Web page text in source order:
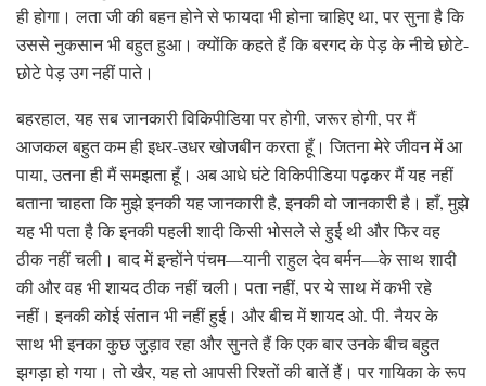
ही होगा। लता जी की बहन होने से फायदा भी होना चाहिए था, पर सुना है कि
उससे नुकसान भी बहुत हुआ। क्योंकि कहते हैं कि बरगद के पेड़ के नीचे छोटे-
छोटे पेड़ उग नहीं पाते।
बहरहाल, यह सब जानकारी विकिपीडिया पर होगी, जरूर होगी, पर मैं
आजकल बहुत कम ही इधर-उधर खोजबीन करता हूँ। जितना मेरे जीवन में आ
पाया, उतना ही मैं समझता हूँ। अब आधे घंटे विकिपीडिया पढ़कर मैं यह नहीं
बताना चाहता कि मुझे इनकी यह जानकारी है, इनकी वो जानकारी है। हाँ, मुझे
यह भी पता है कि इनकी पहली शादी किसी भोसले से हुई थी और फिर वह
ठीक नहीं चली। बाद में इन्होंने पंचम—यानी राहुल देव बर्मन—के साथ शादी
की और वह भी शायद ठीक नहीं चली। पता नहीं, पर ये साथ में कभी रहे
नहीं। इनकी कोई संतान भी नहीं हुई। और बीच में शायद ओ. पी. नैयर के
साथ भी इनका कुछ जुड़ाव रहा और सुनते हैं कि एक बार उनके बीच बहुत
झगड़ा हो गया। तो खैर, यह तो आपसी रिश्तों की बातें हैं। पर गायिका के रूप